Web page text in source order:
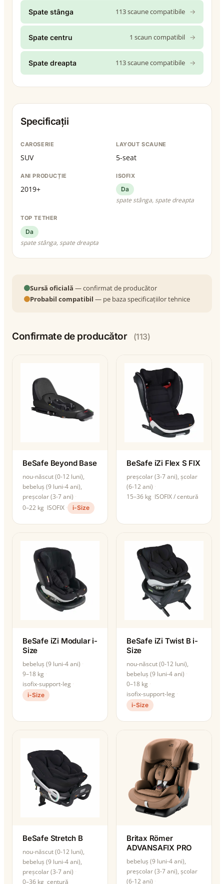
Spate stânga 113 scaune compatibile →
Spate centru 1 scaun compatibil →
Spate dreapta 113 scaune compatibile →
Specificații
CAROSERIE
SUV
LAYOUT SCAUNE
5-seat
ANI PRODUCȚIE
2019+
ISOFIX
Da
spate stânga, spate dreapta
TOP TETHER
Da
spate stânga, spate dreapta
Sursă oficială — confirmat de producător
Probabil compatibil — pe baza specificațiilor tehnice
Confirmate de producător (113)
BeSafe Beyond Base
nou-născut (0-12 luni),
bebeluș (9 luni-4 ani),
preșcolar (3-7 ani)
0–22 kg ISOFIX i-Size
BeSafe iZi Flex S FIX
preșcolar (3-7 ani), școlar
(6-12 ani)
15–36 kg ISOFIX / centură
BeSafe iZi Modular i-
Size
bebeluș (9 luni-4 ani)
9–18 kg
isofix-support-leg
i-Size
BeSafe iZi Twist B i-
Size
nou-născut (0-12 luni),
bebeluș (9 luni-4 ani)
0–18 kg
isofix-support-leg
i-Size
BeSafe Stretch B
nou-născut (0-12 luni),
bebeluș (9 luni-4 ani),
preșcolar (3-7 ani)
0–36 kg centură
Britax Römer
ADVANSAFIX PRO
bebeluș (9 luni-4 ani),
preșcolar (3-7 ani), școlar
(6-12 ani)